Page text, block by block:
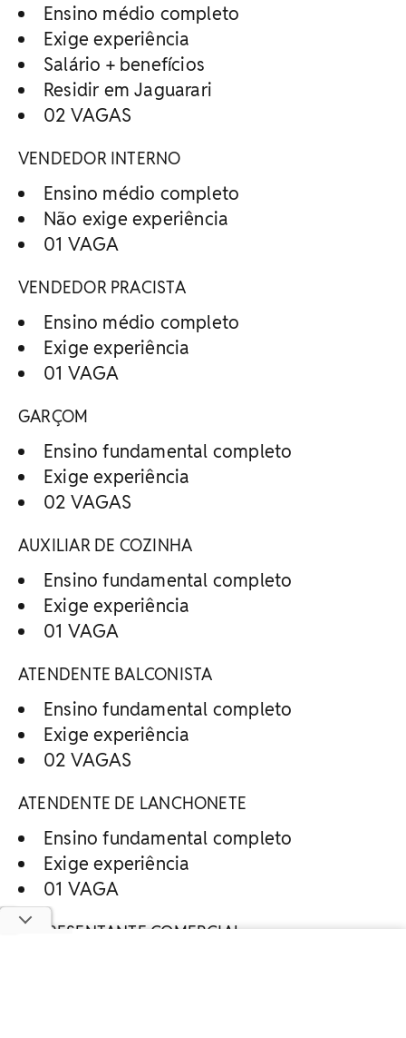
Ensino médio completo
Exige experiência
Salário + benefícios
Residir em Jaguarari
02 VAGAS
VENDEDOR INTERNO
Ensino médio completo
Não exige experiência
01 VAGA
VENDEDOR PRACISTA
Ensino médio completo
Exige experiência
01 VAGA
GARÇOM
Ensino fundamental completo
Exige experiência
02 VAGAS
AUXILIAR DE COZINHA
Ensino fundamental completo
Exige experiência
01 VAGA
ATENDENTE BALCONISTA
Ensino fundamental completo
Exige experiência
02 VAGAS
ATENDENTE DE LANCHONETE
Ensino fundamental completo
Exige experiência
01 VAGA
REPRESENTANTE COMERCIAL